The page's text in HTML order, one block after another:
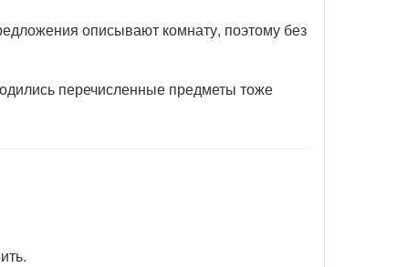
описывают комнату, поэтому без
перечисленные предметы тоже